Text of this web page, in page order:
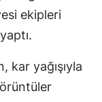
Gümüşhane
Hakkari
Hatay
Isparta
ekipleri
kar yağışıyla